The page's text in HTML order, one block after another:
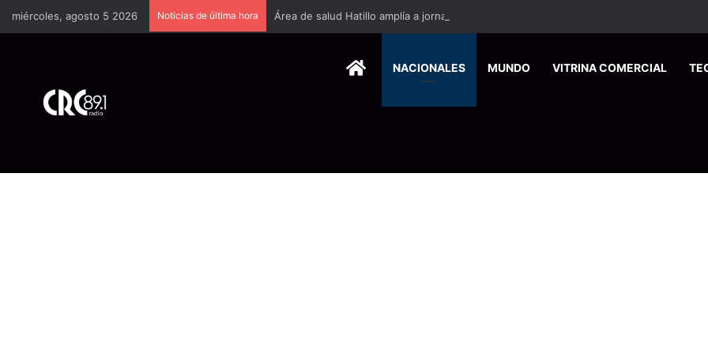
miércoles, agosto 5 2026 Noticias de última hora
HOMENACIONALES MUNDO VITRINA COMERCIAL